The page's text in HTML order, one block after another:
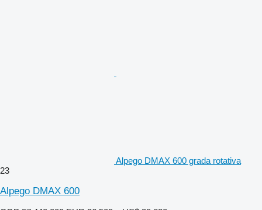
Alpego DMAX 600 grada rotativa
23
Alpego DMAX 600